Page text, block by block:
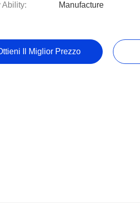
Ability: Manufacture
Il Miglior Prezzo